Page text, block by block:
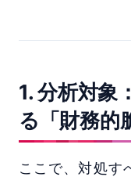
1. 分析対象
る「財務的
ここで、対処す